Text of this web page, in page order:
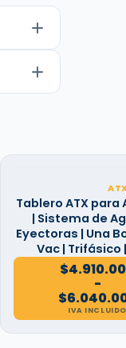
Tablero ATX para
| Sistema de
Eyectoras | Una
Vac | Trifásico |
$
-
$
de
IVA INCLUIDO